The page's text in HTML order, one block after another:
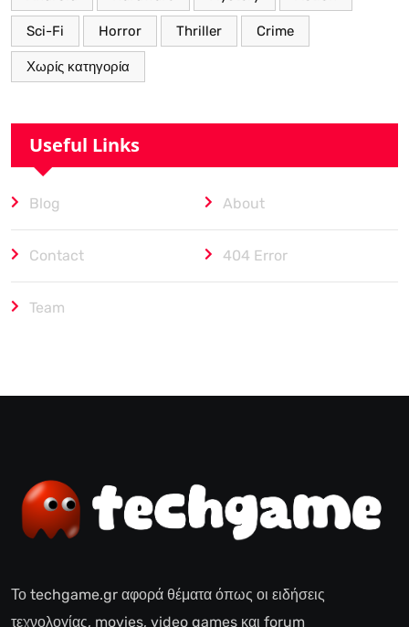
Sci-Fi Horror Thriller Crime
Χωρίς κατηγορία
Useful Links
Blog About
Contact 404 Error
Team
Το techgame.gr αφορά θέματα όπως οι ειδήσεις
τεχνολογίας, movies, video games και forum